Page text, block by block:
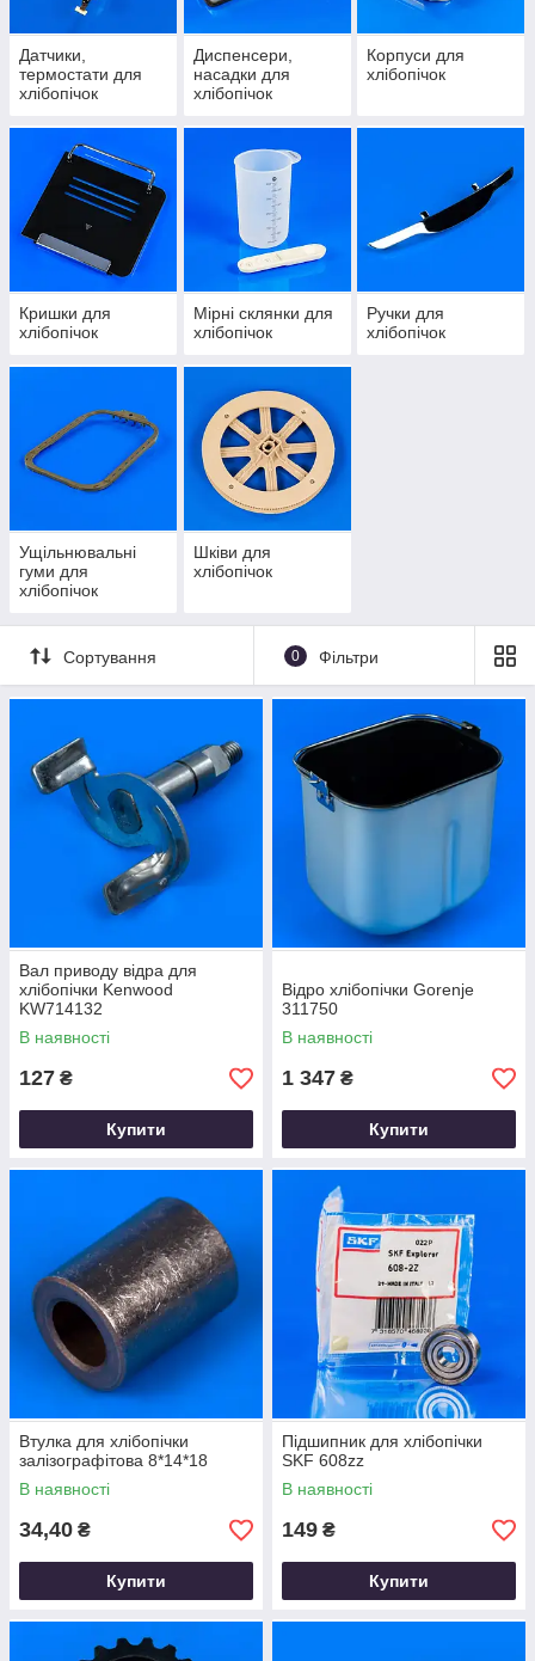
Датчики,
термостати для
хлібопічок
Диспенсери,
насадки для
хлібопічок
Корпуси для
хлібопічок
Кришки для
хлібопічок
Мірні склянки для
хлібопічок
Ручки для
хлібопічок
Ущільнювальні
гуми для
хлібопічок
Шківи для
хлібопічок
Сортування 0 Фільтри
Вал приводу відра для
хлібопічки Kenwood
KW714132
В наявності
127 ₴
Купити
Відро хлібопічки Gorenje
311750
В наявності
1 347 ₴
Купити
Втулка для хлібопічки
залізографітова 8*14*18
В наявності
34,40 ₴
Купити
Підшипник для хлібопічки
SKF 608zz
В наявності
149 ₴
Купити